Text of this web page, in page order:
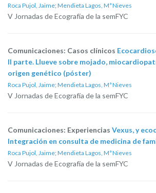
Roca Pujol, Jaime; Mendieta Lagos, Mª Nieves
V Jornadas de Ecografía de la semFYC
Comunicaciones: Casos clínicos
II parte. Llueve sobre mojado,
origen genético (póster)
Roca Pujol, Jaime; Mendieta Lagos, Mª Nieves
V Jornadas de Ecografía de la semFYC
Comunicaciones: Experiencias Vexus, y
Integración en consulta de medicina de
Roca Pujol, Jaime; Mendieta Lagos, Mª Nieves
V Jornadas de Ecografía de la semFYC